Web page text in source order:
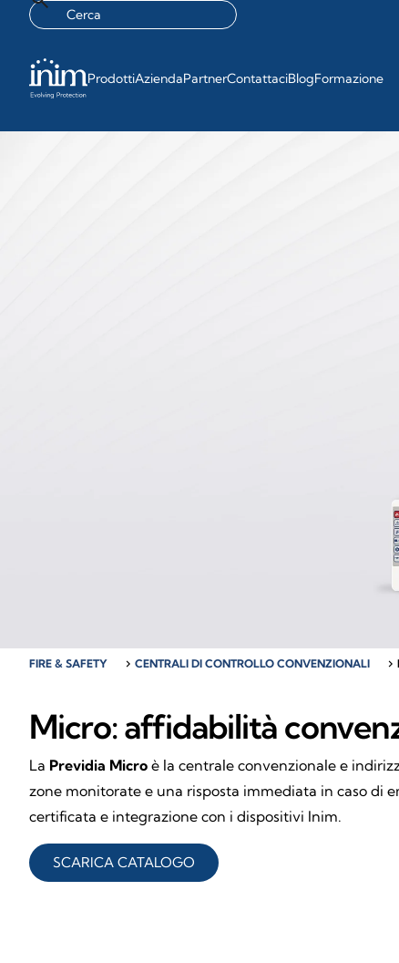
ProdottiAziendaPartnerContattaciBlogFormazione
FIRE & SAFETY chevron_right CENTRALI DI CONTROLLO CONVENZIONALI chevron_right
Micro: affidabilità
La Previdia Micro è la centrale convenzionale e
zone monitorate e una risposta immediata in caso di
certificata e integrazione con i dispositivi Inim.
SCARICA CATALOGO